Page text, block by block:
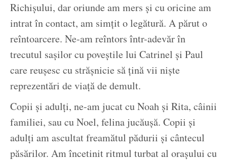
Richișului, dar oriunde am mers și cu oricine am
intrat în contact, am simțit o legătură. A părut o
reîntoarcere. Ne-am reîntors într-adevăr în
trecutul sașilor cu poveștile lui Catrinel și Paul
care reușesc cu strășnicie să țină vii niște
reprezentări de viață de demult.
Copii și adulți, ne-am jucat cu Noah și Rita, câinii
familiei, sau cu Noel, felina jucăușă. Copii și
adulți am ascultat freamătul pădurii și cântecul
păsărilor. Am încetinit ritmul turbat al orașului cu